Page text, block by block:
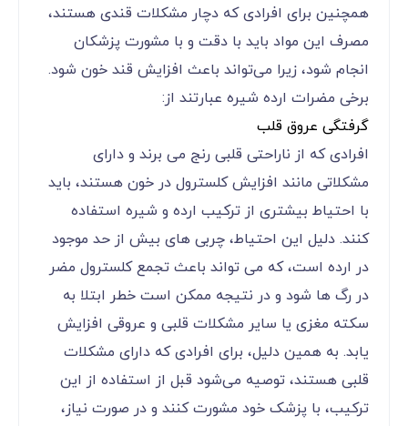
همچنین برای افرادی که دچار مشکلات قندی هستند،
مصرف این مواد باید با دقت و با مشورت پزشکان
انجام شود، زیرا می‌تواند باعث افزایش قند خون شود.
برخی مضرات ارده شیره عبارتند از:
گرفتگی عروق قلب
افرادی که از ناراحتی قلبی رنج می ‌برند و دارای
مشکلاتی مانند افزایش کلسترول در خون هستند، باید
با احتیاط بیشتری از ترکیب ارده و شیره استفاده
کنند. دلیل این احتیاط، چربی‌ های بیش از حد موجود
در ارده است، که می ‌تواند باعث تجمع کلسترول مضر
در رگ ‌ها شود و در نتیجه ممکن است خطر ابتلا به
سکته مغزی یا سایر مشکلات قلبی و عروقی افزایش
یابد. به همین دلیل، برای افرادی که دارای مشکلات
قلبی هستند، توصیه می‌شود قبل از استفاده از این
ترکیب، با پزشک خود مشورت کنند و در صورت نیاز،